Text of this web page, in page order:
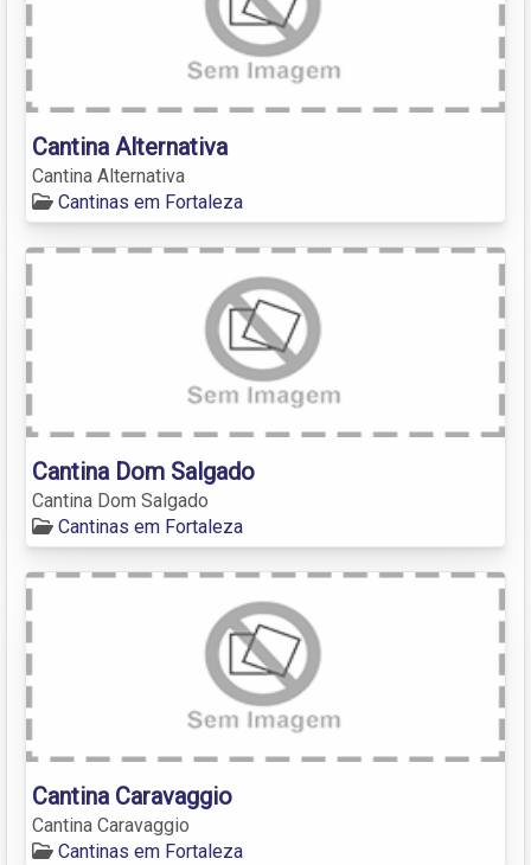
Cantina Alternativa
Cantina Alternativa
Cantinas em Fortaleza
Cantina Dom Salgado
Cantina Dom Salgado
Cantinas em Fortaleza
Cantina Caravaggio
Cantina Caravaggio
Cantinas em Fortaleza